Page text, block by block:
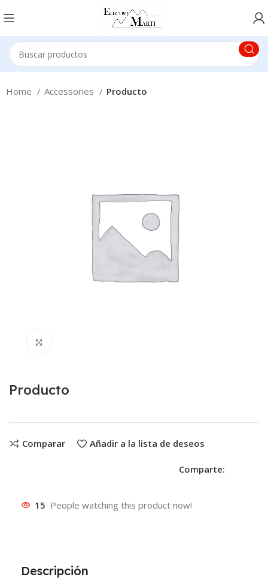
Home Accessories Producto
Producto
Comparar Añadir a la lista de deseos
Comparte:
15 People watching this product now!
Descripción